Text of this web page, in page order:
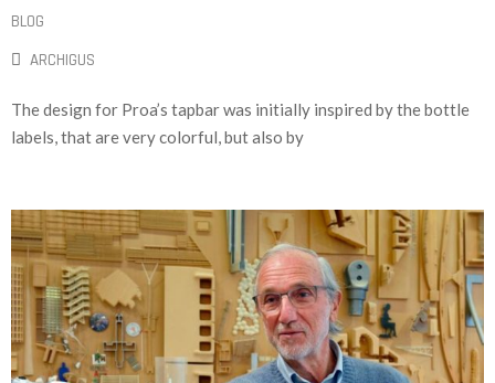
BLOG
ARCHIGUS
The design for Proa’s tapbar was initially inspired by the bottle
labels, that are very colorful, but also by